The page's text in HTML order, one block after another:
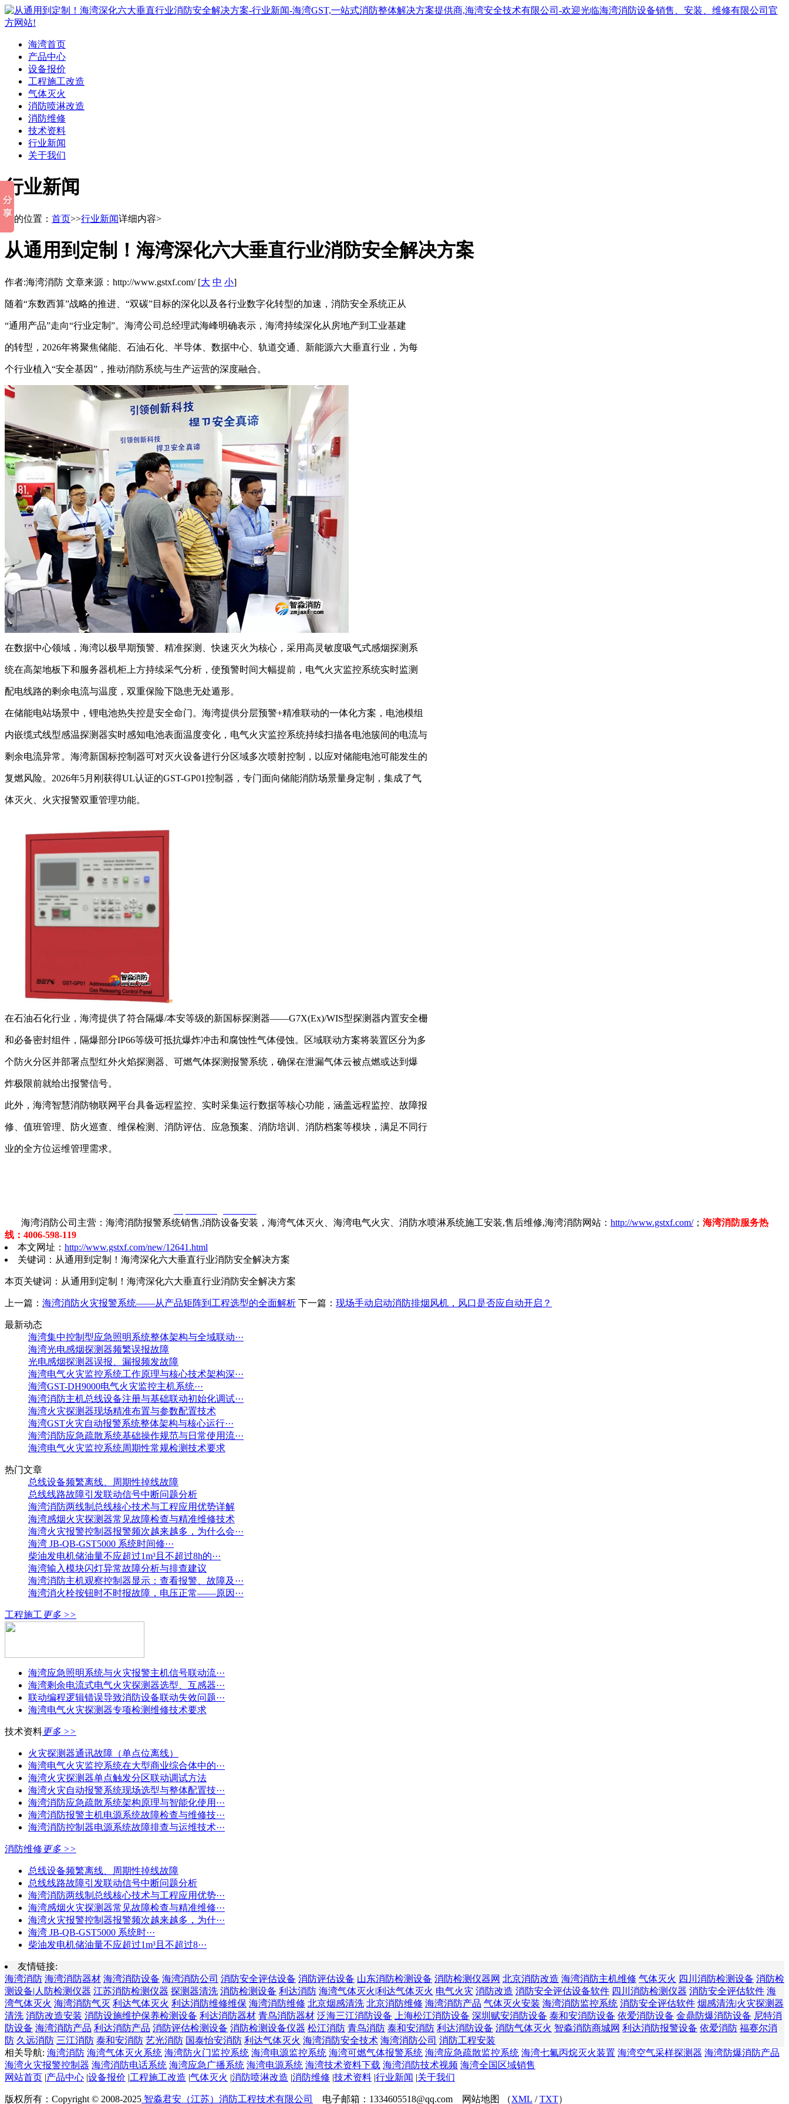
海湾首页
产品中心
设备报价
工程施工改造
气体灭火
消防喷淋改造
消防维修
技术资料
行业新闻
关于我们
行业新闻
您的位置： 首页>>行业新闻详细内容>
从通用到定制！海湾深化六大垂直行业消防安全解决方案
作者:海湾消防 文章来源：http://www.gstxf.com/ [大 中 小]
随着“东数西算”战略的推进、“双碳”目标的深化以及各行业数字化转型的加速，消防安全系统正从
“通用产品”走向“行业定制”。海湾公司总经理武海峰明确表示，海湾持续深化从房地产到工业基建
的转型，2026年将聚焦储能、石油石化、半导体、数据中心、轨道交通、新能源六大垂直行业，为每
个行业植入“安全基因”，推动消防系统与生产运营的深度融合。
在数据中心领域，海湾以极早期预警、精准探测、快速灭火为核心，采用高灵敏度吸气式感烟探测系
统在高架地板下和服务器机柜上方持续采气分析，使预警时间大幅提前，电气火灾监控系统实时监测
配电线路的剩余电流与温度，双重保险下隐患无处遁形。
在储能电站场景中，锂电池热失控是安全命门。海湾提供分层预警+精准联动的一体化方案，电池模组
内嵌缆式线型感温探测器实时感知电池表面温度变化，电气火灾监控系统持续扫描各电池簇间的电流与
剩余电流异常。海湾新国标控制器可对灭火设备进行分区域多次喷射控制，以应对储能电池可能发生的
复燃风险。2026年5月刚获得UL认证的GST-GP01控制器，专门面向储能消防场景量身定制，集成了气
体灭火、火灾报警双重管理功能。
在石油石化行业，海湾提供了符合隔爆/本安等级的新国标探测器——G7X(Ex)/WIS型探测器内置安全栅
和必备密封组件，隔爆部分IP66等级可抵抗爆炸冲击和腐蚀性气体侵蚀。区域联动方案将装置区分为多
个防火分区并部署点型红外火焰探测器、可燃气体探测报警系统，确保在泄漏气体云被点燃或达到爆
炸极限前就给出报警信号。
此外，海湾智慧消防物联网平台具备远程监控、实时采集运行数据等核心功能，涵盖远程监控、故障报
修、值班管理、防火巡查、维保检测、消防评估、应急预案、消防培训、消防档案等模块，满足不同行
业的全方位运维管理需求。
海湾消防公司主营：海湾消防报警系统销售,消防设备安装，海湾气体灭火、海湾电气火灾、消防水喷淋系统施工安装,售后维修,海湾消防网站： http://www.gstxf.com/； 海湾消防服务热
线：4006-598-119
本文网址： http://www.gstxf.com/new/12641.html
关键词：从通用到定制！海湾深化六大垂直行业消防安全解决方案
本页关键词：从通用到定制！海湾深化六大垂直行业消防安全解决方案
上一篇： 海湾消防火灾报警系统——从产品矩阵到工程选型的全面解析 下一篇： 现场手动启动消防排烟风机，风口是否应自动开启？
最新动态
海湾集中控制型应急照明系统整体架构与全域联动···
海湾光电感烟探测器频繁误报故障
光电感烟探测器误报、漏报频发故障
海湾电气火灾监控系统工作原理与核心技术架构深···
海湾GST-DH9000电气火灾监控主机系统···
海湾消防主机总线设备注册与基础联动初始化调试···
海湾火灾探测器现场精准布置与参数配置技术
海湾GST火灾自动报警系统整体架构与核心运行···
海湾消防应急疏散系统基础操作规范与日常使用流···
海湾电气火灾监控系统周期性常规检测技术要求
热门文章
总线设备频繁离线、周期性掉线故障
总线线路故障引发联动信号中断问题分析
海湾消防两线制总线核心技术与工程应用优势详解
海湾感烟火灾探测器常见故障检查与精准维修技术
海湾火灾报警控制器报警频次越来越多，为什么会···
海湾 JB-QB-GST5000 系统时间修···
柴油发电机储油量不应超过1m³且不超过8h的···
海湾输入模块闪灯异常故障分析与排查建议
海湾消防主机观察控制器显示：查看报警、故障及···
海湾消火栓按钮时不时报故障，电压正常——原因···
工程施工 更多 >>
海湾应急照明系统与火灾报警主机信号联动流···
海湾剩余电流式电气火灾探测器选型、互感器···
联动编程逻辑错误导致消防设备联动失效问题···
海湾电气火灾探测器专项检测维修技术要求
技术资料更多 >>
火灾探测器通讯故障（单点位离线）
海湾电气火灾监控系统在大型商业综合体中的···
海湾火灾探测器单点触发分区联动调试方法
海湾火灾自动报警系统现场选型与整体配置技···
海湾消防应急疏散系统架构原理与智能化使用···
海湾消防报警主机电源系统故障检查与维修技···
海湾消防控制器电源系统故障排查与运维技术···
消防维修 更多 >>
总线设备频繁离线、周期性掉线故障
总线线路故障引发联动信号中断问题分析
海湾消防两线制总线核心技术与工程应用优势···
海湾感烟火灾探测器常见故障检查与精准维修···
海湾火灾报警控制器报警频次越来越多，为什···
海湾 JB-QB-GST5000 系统时···
柴油发电机储油量不应超过1m³且不超过8···
友情链接:
海湾消防 海湾消防器材 海湾消防设备 海湾消防公司 消防安全评估设备 消防评估设备 山东消防检测设备 消防检测仪器网 北京消防改造 海湾消防主机维修 气体灭火 四川消防检测设备 消防检
测设备|人防检测仪器 江苏消防检测仪器 探测器清洗 消防检测设备 利达消防 海湾气体灭火|利达气体灭火 电气火灾 消防改造 消防安全评估设备软件 四川消防检测仪器 消防安全评估软件 海
湾气体灭火 海湾消防气灭 利达气体灭火 利达消防维修维保 海湾消防维修 北京烟感清洗 北京消防维修 海湾消防产品 气体灭火安装 海湾消防监控系统 消防安全评估软件 烟感清洗|火灾探测器
清洗 消防改造安装 消防设施维护保养检测设备 利达消防器材 青鸟消防器材 泛海三江消防设备 上海松江消防设备 深圳赋安消防设备 泰和安消防设备 依爱消防设备 金鼎防爆消防设备 尼特消
防设备 海湾消防产品 利达消防产品 消防评估检测设备 消防检测设备仪器 松江消防 青鸟消防 泰和安消防 利达消防设备 消防气体灭火 智淼消防商城网 利达消防报警设备 依爱消防 福赛尔消
防 久远消防 三江消防 泰和安消防 艺光消防 国泰怡安消防 利达气体灭火 海湾消防安全技术 海湾消防公司 消防工程安装
相关导航: 海湾消防 海湾气体灭火系统 海湾防火门监控系统 海湾电源监控系统 海湾可燃气体报警系统 海湾应急疏散监控系统 海湾七氟丙烷灭火装置 海湾空气采样探测器 海湾防爆消防产品
海湾火灾报警控制器 海湾消防电话系统 海湾应急广播系统 海湾电源系统 海湾技术资料下载 海湾消防技术视频 海湾全国区域销售
网站首页 |产品中心 |设备报价 |工程施工改造 |气体灭火 |消防喷淋改造 |消防维修 |技术资料 |行业新闻 |关于我们
版权所有：Copyright © 2008-2025 智淼君安（江苏）消防工程技术有限公司 电子邮箱：1334605518@qq.com 网站地图 （XML /TXT）